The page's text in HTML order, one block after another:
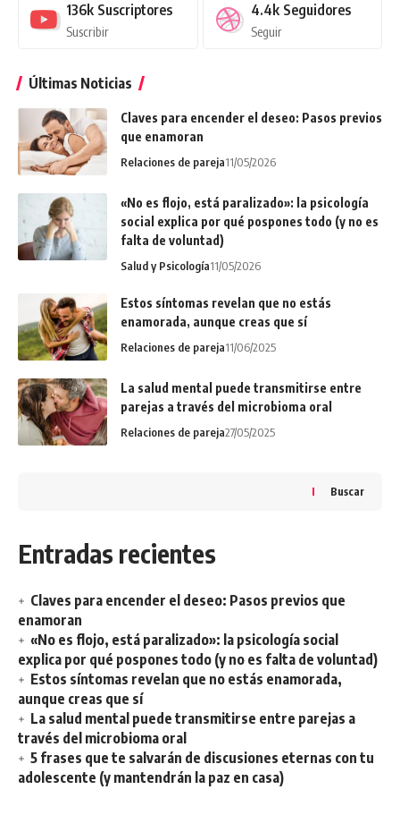
136k Suscriptores
Suscribir
4.4k Seguidores
Seguir
Últimas Noticias
Claves para encender el deseo: Pasos previos
que enamoran
Relaciones de pareja11/05/2026
«No es flojo, está paralizado»: la psicología
social explica por qué pospones todo (y no es
falta de voluntad)
Salud y Psicología11/05/2026
Estos síntomas revelan que no estás
enamorada, aunque creas que sí
Relaciones de pareja11/06/2025
La salud mental puede transmitirse entre
parejas a través del microbioma oral
Relaciones de pareja27/05/2025
Buscar
Entradas recientes
Claves para encender el deseo: Pasos previos que
enamoran
«No es flojo, está paralizado»: la psicología social
explica por qué pospones todo (y no es falta de voluntad)
Estos síntomas revelan que no estás enamorada,
aunque creas que sí
La salud mental puede transmitirse entre parejas a
través del microbioma oral
5 frases que te salvarán de discusiones eternas con tu
adolescente (y mantendrán la paz en casa)